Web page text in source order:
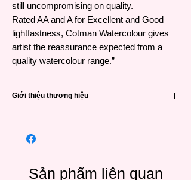
still uncompromising on quality.
Rated AA and A for Excellent and Good
lightfastness, Cotman Watercolour gives
artist the reassurance expected from a
quality watercolour range.”
Giới thiệu thương hiệu
hàng đầu đến từ Anh Quốc và có lịch sử rất
1832 khi William Winsor kết hợp giữa công
Sản phẩm liên quan